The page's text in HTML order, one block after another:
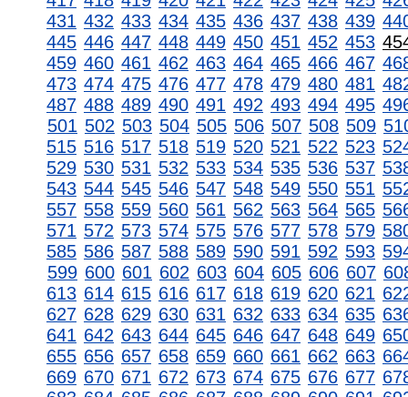
431 432 433 434 435 436 437 438 439
445 446 447 448 449 450 451 452 453
459 460 461 462 463 464 465 466 467
473 474 475 476 477 478 479 480 481
487 488 489 490 491 492 493 494 495
501 502 503 504 505 506 507 508 509
515 516 517 518 519 520 521 522 523
529 530 531 532 533 534 535 536 537
543 544 545 546 547 548 549 550 551
557 558 559 560 561 562 563 564 565
571 572 573 574 575 576 577 578 579
585 586 587 588 589 590 591 592 593
599 600 601 602 603 604 605 606 607
613 614 615 616 617 618 619 620 621
627 628 629 630 631 632 633 634 635
641 642 643 644 645 646 647 648 649
655 656 657 658 659 660 661 662 663
669 670 671 672 673 674 675 676 677